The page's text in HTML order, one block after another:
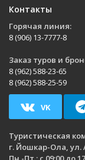
Контакты
Горячая линия:
8 (906) 13-7777-8
Заказ туров и
8 (962) 588-23-65
8 (962) 588-25-59
VK
Туристическая
г. Йошкар-Ола, ул.